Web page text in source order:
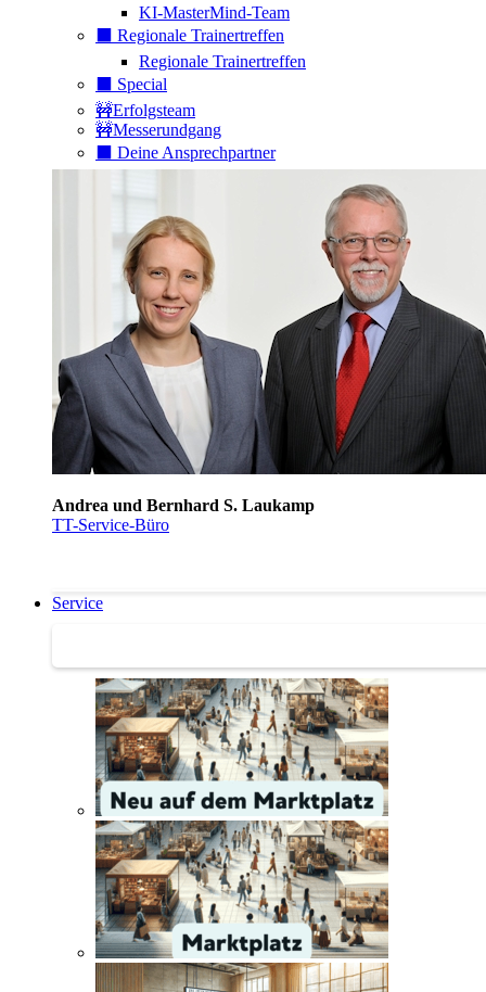
KI-MasterMind-Team
⬛️ Regionale Trainertreffen
Regionale Trainertreffen
⬛️ Special
🚧Erfolgsteam
🚧Messerundgang
⬛️ Deine Ansprechpartner
Andrea und Bernhard S. Laukamp
TT-Service-Büro
Service